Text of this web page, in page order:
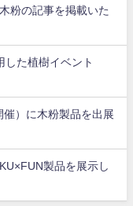
粉の記事を掲載いた
した植樹イベント
）に木粉製品を出展
製品を展示し